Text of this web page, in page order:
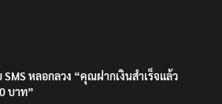
SMS หลอกลวง “คุณฝากเงินสำเร็จแล้ว
บาท”